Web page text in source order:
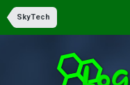
SkyTech